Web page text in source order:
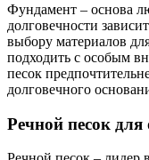
Фундамент – основа
долговечности
выбору материалов
подходить с особым
песок
долговечного
Речной песок для